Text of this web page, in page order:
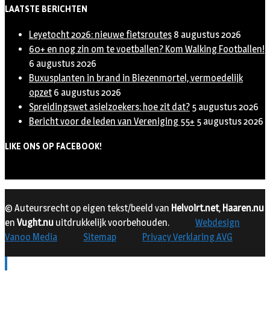
LAATSTE BERICHTEN
Leyetocht 2026: nieuwe fietsroutes 8 augustus 2026
60+ en nog zin om te voetballen? Kom Walking Footballen!
6 augustus 2026
Buxusplanten in brand in Biezenmortel, vermoedelijk
opzet 6 augustus 2026
Spreidingswet asielzoekers: hoe zit dat? 5 augustus 2026
Bericht voor de leden van Vereniging 55+ 5 augustus 2026
LIKE ONS OP FACEBOOK!
© Auteursrecht op eigen tekst/beeld van Helvoirt.net, Haaren.nu
en Vught.nu uitdrukkelijk voorbehouden.
Webdesign
Vanoo Media
Sitemap Privacy Verklaring AVG